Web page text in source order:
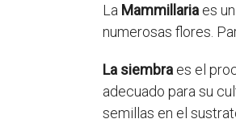
La Mammillaria es
numerosas flores.
La siembra es el
adecuado para su
semillas en el